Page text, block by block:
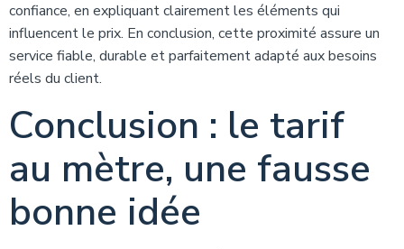
confiance, en expliquant clairement les éléments qui
influencent le prix. En conclusion, cette proximité assure un
service fiable, durable et parfaitement adapté aux besoins
réels du client.
Conclusion : le tarif
au mètre, une fausse
bonne idée